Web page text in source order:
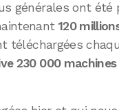
générales ont été
120
téléchargées
230 000 machines